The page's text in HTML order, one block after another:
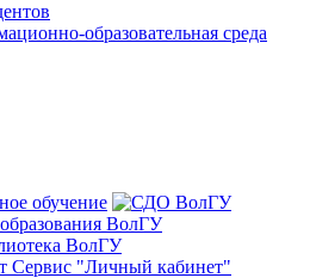
образовательная среда
обучение
ВолГУ
ВолГУ
Сервис "Личный кабинет"